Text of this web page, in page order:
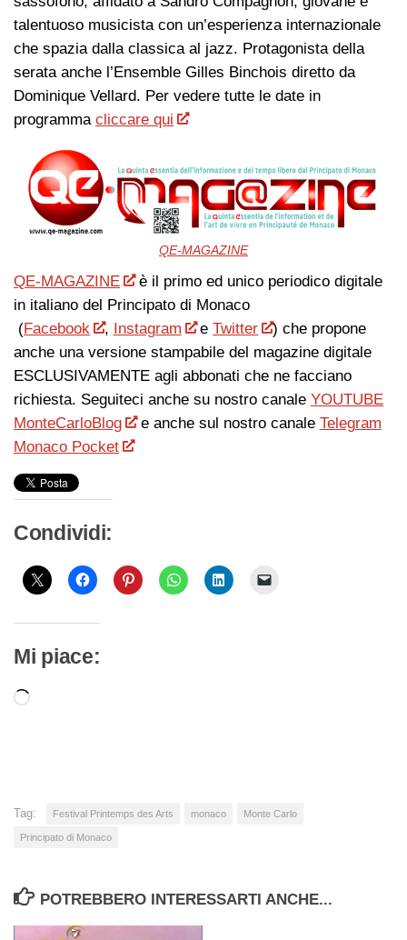
talentuoso musicista con un’esperienza internazionale
che spazia dalla classica al jazz. Protagonista della
serata anche l’Ensemble Gilles Binchois diretto da
Dominique Vellard. Per vedere tutte le date in
programma cliccare qui
QE-MAGAZINE
QE-MAGAZINE
è il primo ed unico periodico digitale
in italiano del Principato di Monaco
(Facebook , Instagram eTwitter
) che propone
anche una versione stampabile del magazine digitale
ESCLUSIVAMENTE agli abbonati che ne facciano
richiesta. Seguiteci anche su nostro canale YOUTUBE
MonteCarloBlog
e anche sul nostro canale Telegram
Monaco Pocket
Condividi:
Mi piace:
Caricamento
Tag: Festival Printemps des Arts monaco Monte Carlo
Principato di Monaco
POTREBBERO INTERESSARTI ANCHE...